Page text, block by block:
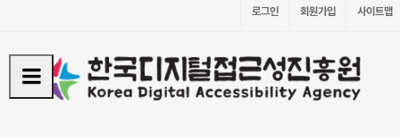
로그인 회원가입 사이트맵